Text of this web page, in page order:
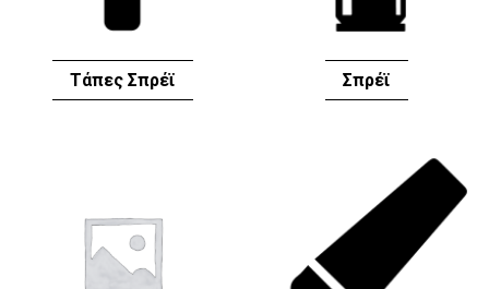
Τάπες Σπρέϊ Σπρέϊ